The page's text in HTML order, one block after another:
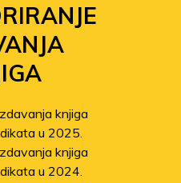
knjiga
u 2025.
knjiga
u 2024.